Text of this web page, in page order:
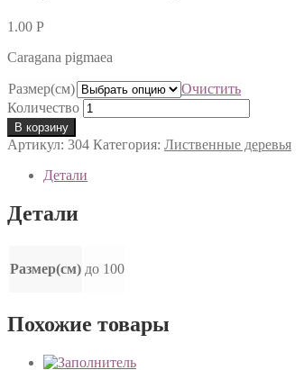
1.00 Р
Caragana pigmaea
Размер(см)
Очистить
Количество
В корзину
Артикул: 304 Категория: Лиственные деревья
Детали
Детали
Размер(см) до 100
Похожие товары